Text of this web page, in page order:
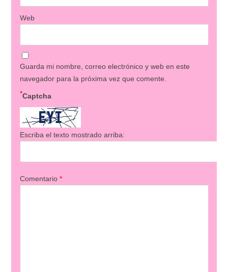
Web
Guarda mi nombre, correo electrónico y web en este
navegador para la próxima vez que comente.
Captcha
*
Escriba el texto mostrado arriba:
Comentario *